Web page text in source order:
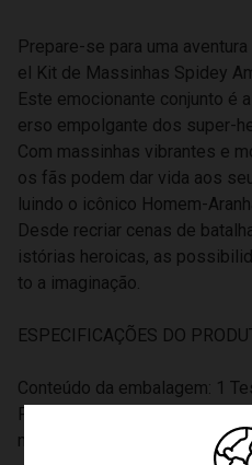
Prepare-se para uma
el Kit de Massinhas Spidey
Este emocionante conjunto é
erso empolgante dos super-
Com massinhas vibrantes e
os fãs podem dar vida aos
luindo o icônico Homem-
Desde recriar cenas de
istórias heroicas, as
to a imaginação.
ESPECIFICAÇÕES DO
Conteúdo da embalagem: 1
Potes de Massinha de 50g
ns do Spidey